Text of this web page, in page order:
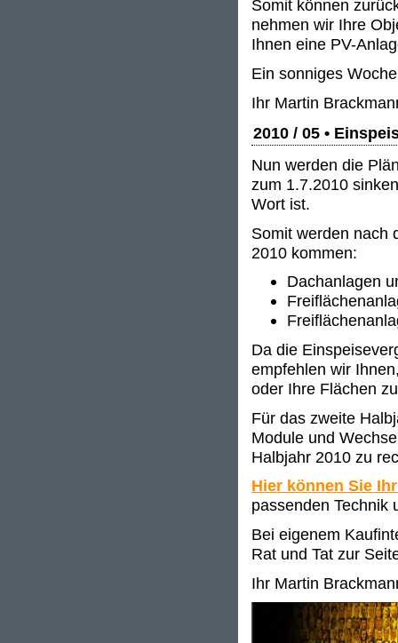
Somit können
nehmen wir Ihre
Ihnen eine PV-
Ein sonniges
Ihr Martin
2010 / 05 •
Nun werden die
zum 1.7.2010
Wort ist.
Somit werden nach
2010 kommen:
Dachanlagen
Da die
empfehlen wir
oder Ihre Flächen
Für das zweite
Module und
Halbjahr 2010 zu
Hier können Sie
passenden Technik
Bei eigenem
Rat und Tat zur
Ihr Martin